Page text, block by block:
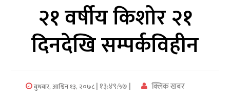
अन्तर्राष्ट्रिय
मनाेरञ्जन
२१ वर्षीय किशोर २१
दिनदेखि सम्पर्कविहीन
बुधबार, आश्विन १३, २०७८| १३:४९:५७ | क्लिक खबर